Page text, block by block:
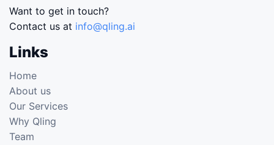
Want to get in touch?
Contact us at info@qling.ai
Links
Home
About us
Our Services
Why Qling
Team